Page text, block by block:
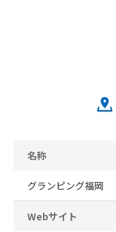
名称
グランピング福岡
Webサイト